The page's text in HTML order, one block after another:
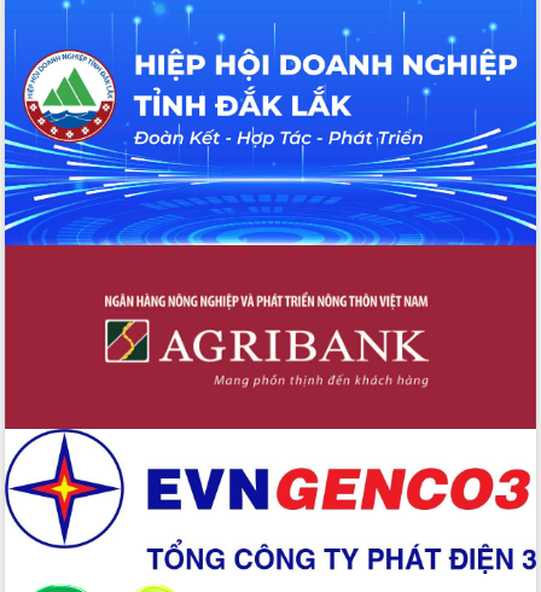
với Tập đoàn Bưu chính Viễn thông
Thứ trưởng Bộ Y tế làm việc với tỉnh
Đắk Lắk về phát triển nhân lực y tế
cho trạm y tế cấp xã
Du lịch Đắk Lắk nâng tầm trải nghiệm
du khách thông qua Hệ thống cơ sở dữ
liệu và Bản đồ số
Tập huấn ứng dụng trí tuệ nhân tạo (AI)
trong thương mại điện tử năm 2026
trao đổi thông tin trước Kỳ họp thứ
nhất, Quốc hội khóa XVI
Quyết liệt cải cách hành chính, khơi
tỉnh thông qua hiện đại hóa hành chính
Xã Ea Phê gắn cải cách hành chính với
chuyển đổi số
Phó Chủ tịch Thường trực UBND tỉnh
Hồ Thị Nguyên Thảo làm việc tại Trung
tâm Phục vụ hành chính công xã Ea